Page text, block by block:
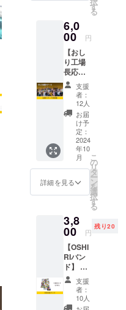
させて
いただ
リアル
開催
（対面
形式）
です
【注意
事項】
・開催
日時は
参加者
にて調
整させ
ていた
だきま
す ・会
場は、
川崎市
ていま
す ・飲
交通費
が別途
必要に
なりま
す
る
6,0
00 円
【おし
り工場
長応援
スタッ
フ加入
権】 ・
おしり
工場長
がレッ
ツ！お
り！！
全国ツ
アーの
裏側で
できま
す ・コ
ラボイ
ベント
を開催
できま
す（任
意） ・
スタッ
フ加入
支援
者：
12人
お届
け予
定：
2024
年10
月
詳細を見る
こ
の
リ
タ
ー
ン
を
選
択
す
る
3,8
00 円
残り20
【OSHI
RIバン
ド】 ・
ジムに
通わず
とも、
おしり
支援
者：
10人